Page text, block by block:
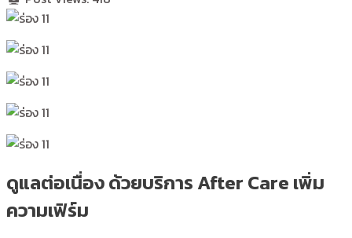
ดูแลต่อเนื่อง ด้วยบริการ After Care เพิ่ม
ความเฟิร์ม